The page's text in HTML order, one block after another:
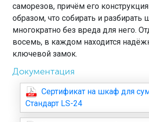
саморезов, причём его
образом, что собирать и
многократно без вреда для него.
восемь, в каждом находится
ключевой замок.
Документация
Сертификат на шкаф для
Стандарт LS-24